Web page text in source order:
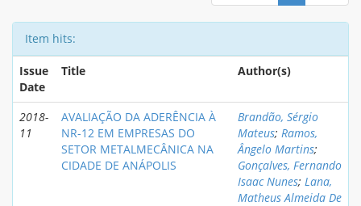
Item hits:
Issue
Date
Title Author(s)
2018-
11
AVALIAÇÃO DA ADERÊNCIA À
NR-12 EM EMPRESAS DO
SETOR METALMECÂNICA NA
CIDADE DE ANÁPOLIS
Brandão, Sérgio
Mateus; Ramos,
Ângelo Martins;
Gonçalves, Fernando
Isaac Nunes; Lana,
Matheus Almeida De